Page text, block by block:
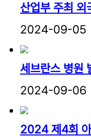
산업부 주최 외
2024-09-05
세브란스 병원
2024-09-06
2024 제4회 아